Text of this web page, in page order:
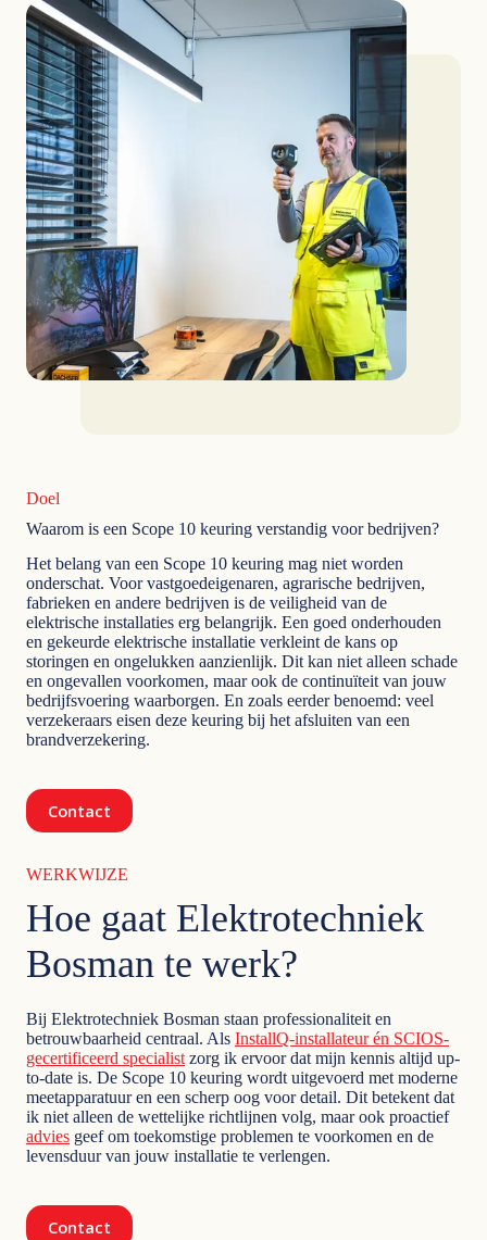
Doel
Waarom is een Scope 10 keuring verstandig voor bedrijven?
Het belang van een Scope 10 keuring mag niet worden
onderschat. Voor vastgoedeigenaren, agrarische bedrijven,
fabrieken en andere bedrijven is de veiligheid van de
elektrische installaties erg belangrijk. Een goed onderhouden
en gekeurde elektrische installatie verkleint de kans op
storingen en ongelukken aanzienlijk. Dit kan niet alleen schade
en ongevallen voorkomen, maar ook de continuïteit van jouw
bedrijfsvoering waarborgen. En zoals eerder benoemd: veel
verzekeraars eisen deze keuring bij het afsluiten van een
brandverzekering.
Contact
WERKWIJZE
Hoe gaat Elektrotechniek
Bosman te werk?
Bij Elektrotechniek Bosman staan professionaliteit en
betrouwbaarheid centraal. Als InstallQ-installateur én SCIOS-
gecertificeerd specialist zorg ik ervoor dat mijn kennis altijd up-
to-date is. De Scope 10 keuring wordt uitgevoerd met moderne
meetapparatuur en een scherp oog voor detail. Dit betekent dat
ik niet alleen de wettelijke richtlijnen volg, maar ook proactief
advies geef om toekomstige problemen te voorkomen en de
levensduur van jouw installatie te verlengen.
Contact